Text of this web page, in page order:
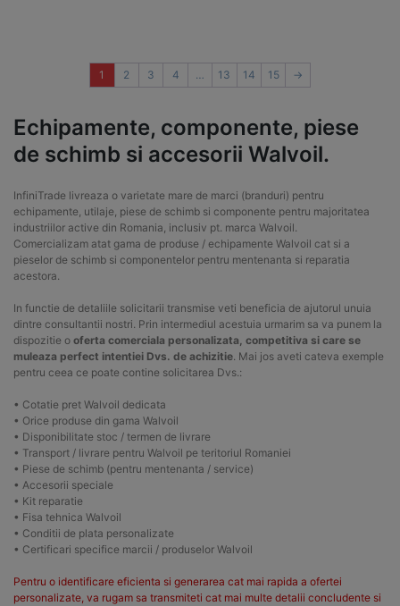
1 2 3 4 … 13 14 15 →
Echipamente, componente, piese
de schimb si accesorii Walvoil.
InfiniTrade livreaza o varietate mare de marci (branduri) pentru
echipamente, utilaje, piese de schimb si componente pentru majoritatea
industriilor active din Romania, inclusiv pt. marca Walvoil.
Comercializam atat gama de produse / echipamente Walvoil cat si a
pieselor de schimb si componentelor pentru mentenanta si reparatia
acestora.
In functie de detaliile solicitarii transmise veti beneficia de ajutorul unuia
dintre consultantii nostri. Prin intermediul acestuia urmarim sa va punem la
dispozitie o oferta comerciala personalizata, competitiva si care se
muleaza perfect intentiei Dvs. de achizitie. Mai jos aveti cateva exemple
pentru ceea ce poate contine solicitarea Dvs.:
• Cotatie pret Walvoil dedicata
• Orice produse din gama Walvoil
• Disponibilitate stoc / termen de livrare
• Transport / livrare pentru Walvoil pe teritoriul Romaniei
• Piese de schimb (pentru mentenanta / service)
• Accesorii speciale
• Kit reparatie
• Fisa tehnica Walvoil
• Conditii de plata personalizate
• Certificari specifice marcii / produselor Walvoil
Pentru o identificare eficienta si generarea cat mai rapida a ofertei
personalizate, va rugam sa transmiteti cat mai multe detalii concludente si